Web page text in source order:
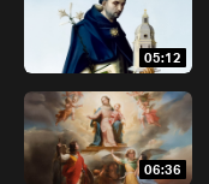
05:12
06:36